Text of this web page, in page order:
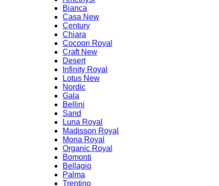
Bianca
Casa New
Century
Chiara
Cocoon Royal
Craft New
Desert
Infinity Royal
Lotus New
Nordic
Gala
Bellini
Sand
Luna Royal
Madisson Royal
Mona Royal
Organic Royal
Bomonti
Bellagio
Palma
Trentino